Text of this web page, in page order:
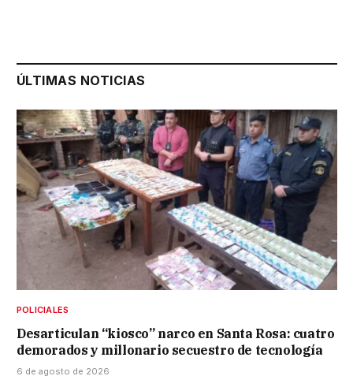
ÚLTIMAS NOTICIAS
POLICIALES
Desarticulan “kiosco” narco en Santa Rosa: cuatro
demorados y millonario secuestro de tecnología
6 de agosto de 2026